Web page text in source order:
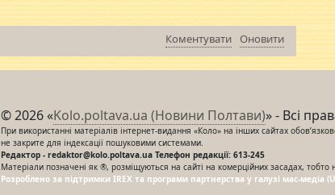
Оновити
Коментувати
© 2026 «Kolo.poltava.ua (Новини Полтави)» - Всі
При використанні матеріалів інтернет-видання «Коло» на інших сайтах
не закрите для індексації пошуковими системами.
Редактор - redaktor@kolo.poltava.ua Телефон редакції: 613-245
Матеріали позначені як ®, розміщуються на сайті на комерційних засадах, тобто
Розроблено за підтримки IREX та програми партнерства у галузі мас-медіа